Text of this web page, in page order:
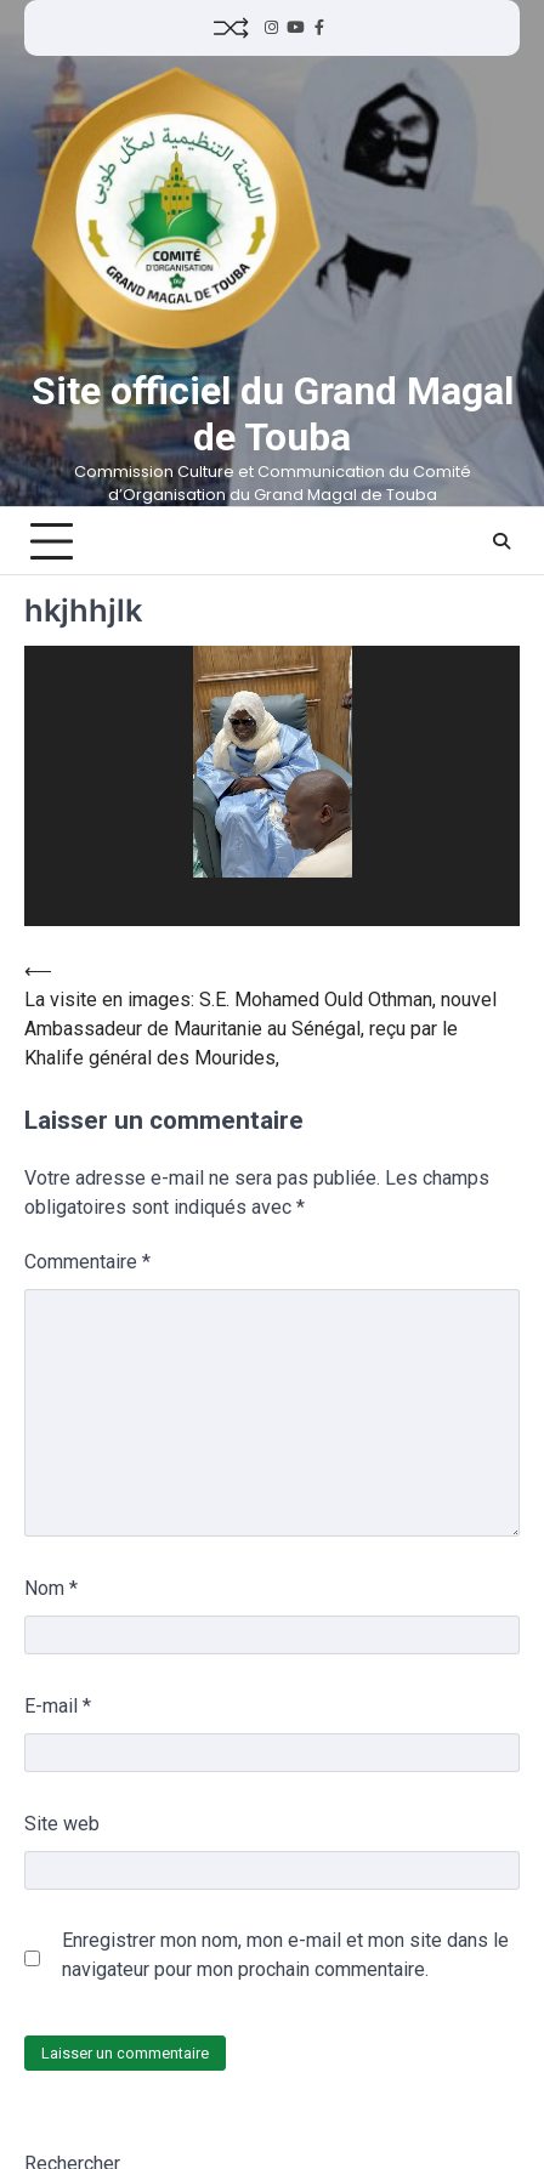
Site officiel du Grand Magal
de Touba
Commission Culture et Communication du Comité
d’Organisation du Grand Magal de Touba
hkjhhjlk
⟵
La visite en images: S.E. Mohamed Ould Othman, nouvel
Ambassadeur de Mauritanie au Sénégal, reçu par le
Khalife général des Mourides,
Laisser un commentaire
Votre adresse e-mail ne sera pas publiée. Les champs
obligatoires sont indiqués avec *
Commentaire *
Nom *
E-mail *
Site web
Enregistrer mon nom, mon e-mail et mon site dans le
navigateur pour mon prochain commentaire.
Rechercher